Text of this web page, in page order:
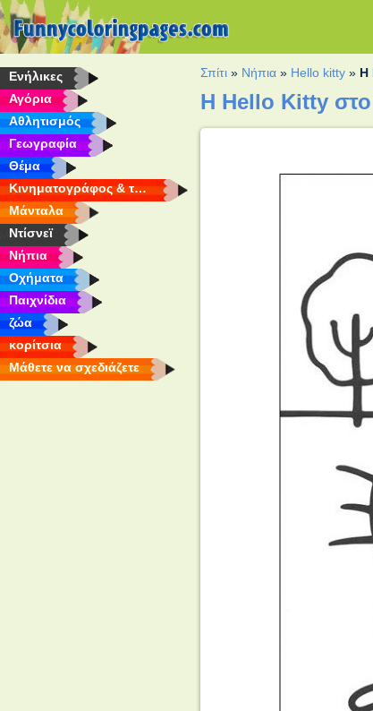
Eνήλικες
Αγόρια
Αθλητισμός
Γεωγραφία
Θέμα
Κινηματογράφος & τηλεόραση
Μάνταλα
Ντίσνεϊ
Νήπια
Οχήματα
Παιχνίδια
ζώα
κορίτσια
Μάθετε να σχεδιάζετε
Σπίτι » Νήπια » Hello kitty » Η
Η Hello Kitty